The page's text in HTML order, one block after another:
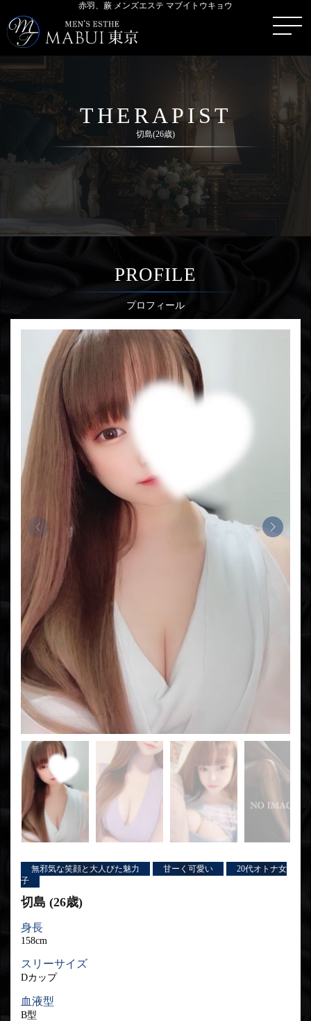
赤羽、蕨 メンズエステ マブイトウキョウ
THERAPIST
切島(26歳)
PROFILE
プロフィール
無邪気な笑顔と大人びた魅力 甘ーく可愛い
20代オトナ女
子
切島 (26歳)
身長
158cm
スリーサイズ
Dカップ
血液型
B型